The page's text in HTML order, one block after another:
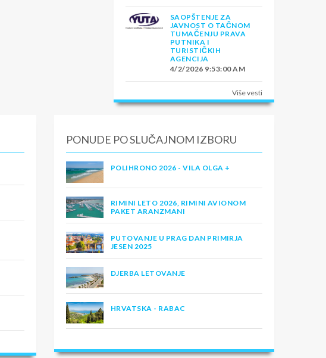
SAOPŠTENJE ZA
JAVNOST O TAČNOM
TUMAČENJU PRAVA
PUTNIKA I
TURISTIČKIH
AGENCIJA
4/2/2026 9:53:00 AM
Više vesti
PONUDE PO SLUČAJNOM IZBORU
POLIHRONO 2026 - VILA OLGA +
RIMINI LETO 2026, RIMINI AVIONOM
PAKET ARANZMANI
PUTOVANJE U PRAG DAN PRIMIRJA
JESEN 2025
DJERBA LETOVANJE
HRVATSKA - RABAC